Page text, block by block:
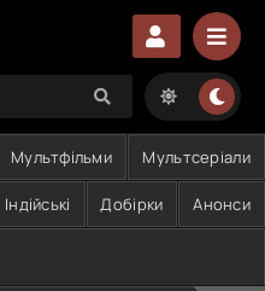
Мультфільми Мультсеріали
Індійські Добірки Анонси